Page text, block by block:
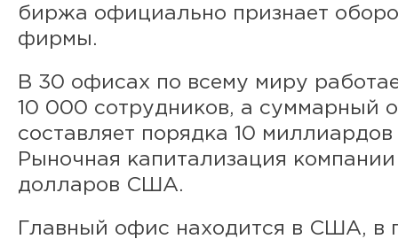
биржа официально признает
фирмы.
В 30 офисах по всему миру
10 000 сотрудников, а суммарный
составляет порядка 10
Рыночная капитализация
долларов США.
Главный офис находится в США, в